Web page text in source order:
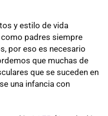
y estilo de vida
padres siempre
por eso es necesario
que muchas de
que se suceden en
una infancia con